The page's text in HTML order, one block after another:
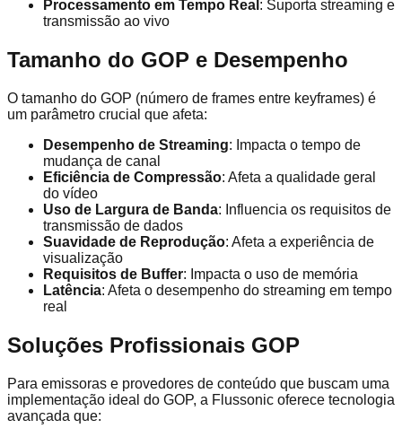
Processamento em Tempo Real : Suporta streaming e
transmissão ao vivo
Tamanho do GOP e Desempenho
O tamanho do GOP (número de frames entre keyframes) é
um parâmetro crucial que afeta:
Desempenho de Streaming: Impacta o tempo de
mudança de canal
Eficiência de Compressão: Afeta a qualidade geral
do vídeo
Uso de Largura de Banda: Influencia os requisitos de
transmissão de dados
Suavidade de Reprodução: Afeta a experiência de
visualização
Requisitos de Buffer: Impacta o uso de memória
Latência: Afeta o desempenho do streaming em tempo
real
Soluções Profissionais GOP
Para emissoras e provedores de conteúdo que buscam uma
implementação ideal do GOP, a Flussonic oferece tecnologia
avançada que: